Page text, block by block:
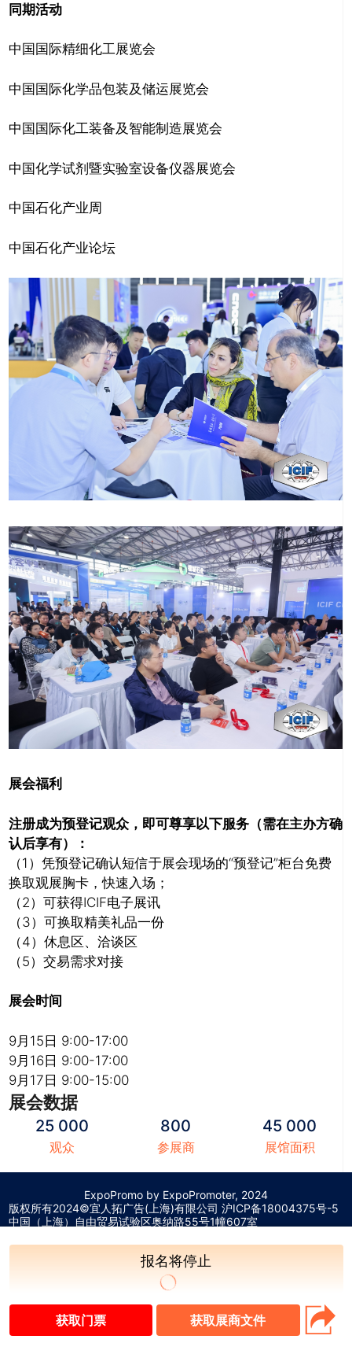
报名将停止
获取门票 获取展商文件
同期活动
中国国际精细化工展览会
中国国际化学品包装及储运展览会
中国国际化工装备及智能制造展览会
中国化学试剂暨实验室设备仪器展览会
中国石化产业周
中国石化产业论坛
展会福利
注册成为预登记观众，即可尊享以下服务（需在主办方确
认后享有）：
（1）凭预登记确认短信于展会现场的“预登记”柜台免费
换取观展胸卡，快速入场；
（2）可获得ICIF电子展讯
（3）可换取精美礼品一份
（4）休息区、洽谈区
（5）交易需求对接
展会时间
9月15日 9:00-17:00
9月16日 9:00-17:00
9月17日 9:00-15:00
展会数据
25 000
观众
800
参展商
45 000
展馆面积
ExpoPromo by ExpoPromoter, 2024
版权所有2024©宜人拓广告(上海)有限公司 沪ICP备18004375号-5
中国（上海）自由贸易试验区奥纳路55号1幢607室